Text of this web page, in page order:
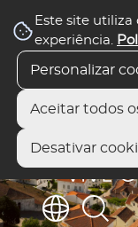
Este site utiliza
experiência.
Personalizar
Aceitar todos
Desativar